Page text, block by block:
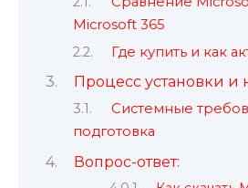
Microsoft 365
Где купить и как
Процесс установки и
Системные
подготовка
Вопрос-ответ: